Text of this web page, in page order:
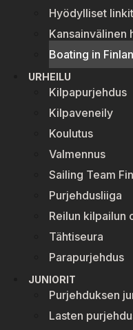
Hyödylliset linkit
Kansainvälinen
Boating in
URHEILU
Kilpapurjehdus
Kilpaveneily
Koulutus
Valmennus
Sailing Team
Purjehdusliiga
Reilun kilpailun
Tähtiseura
Parapurjehdus
JUNIORIT
Purjehduksen
Lasten